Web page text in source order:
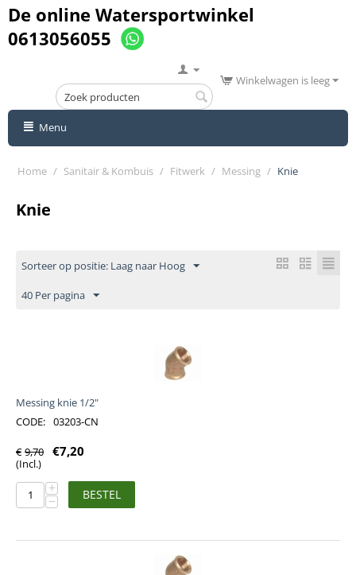
De online Watersportwinkel
0613056055
Winkelwagen is leeg
Menu
Home / Sanitair & Kombuis / Fitwerk / Messing / Knie
Knie
Sorteer op positie: Laag naar Hoog
40 Per pagina
Messing knie 1/2"
CODE: 03203-CN
€ 9,70 €7,20
(Incl.)
+
− BESTEL